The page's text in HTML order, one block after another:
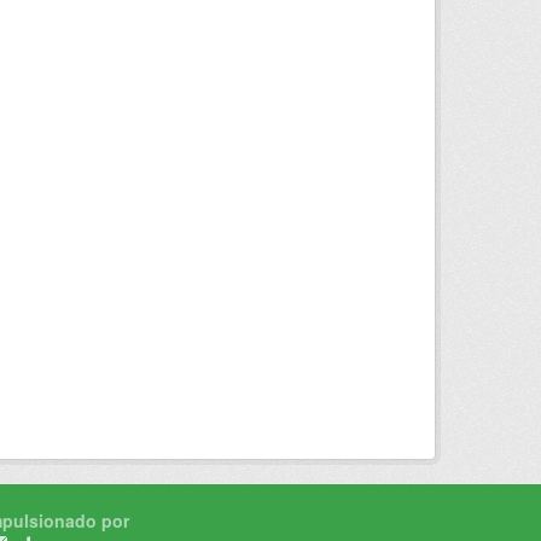
por